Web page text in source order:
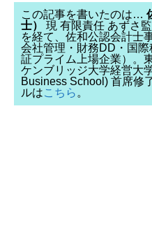
この記事を書いたのは…
士）
現 有限責任 あずさ
を経て、佐和公認会計士
会社管理・財務DD・国
証プライム上場企業）。
ケンブリッジ大学経営大
Business School) 首席修
ルはこちら 。